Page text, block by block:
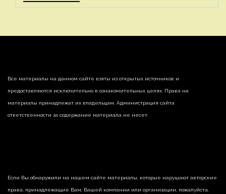
Все материалы на данном сайте взяты из открытых источников и
предоставляются исключительно в ознакомительных целях. Права на
материалы принадлежат их владельцам. Администрация сайта
ответственности за содержание материала не несет.
Если Вы обнаружили на нашем сайте материалы, которые нарушают авторские
права, принадлежащие Вам, Вашей компании или организации, пожалуйста,